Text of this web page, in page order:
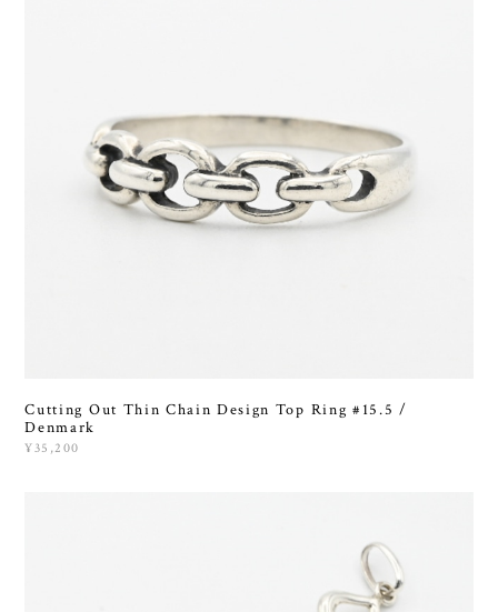
Cutting Out Thin Chain Design Top Ring #15.5 /
Denmark
¥35,200